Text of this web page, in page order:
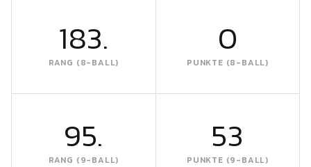
183.
RANG (8-BALL)
0
PUNKTE (8-BALL)
95.
RANG (9-BALL)
53
PUNKTE (9-BALL)